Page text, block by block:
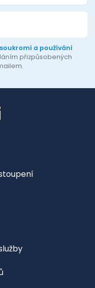
a používání
přizpůsobených